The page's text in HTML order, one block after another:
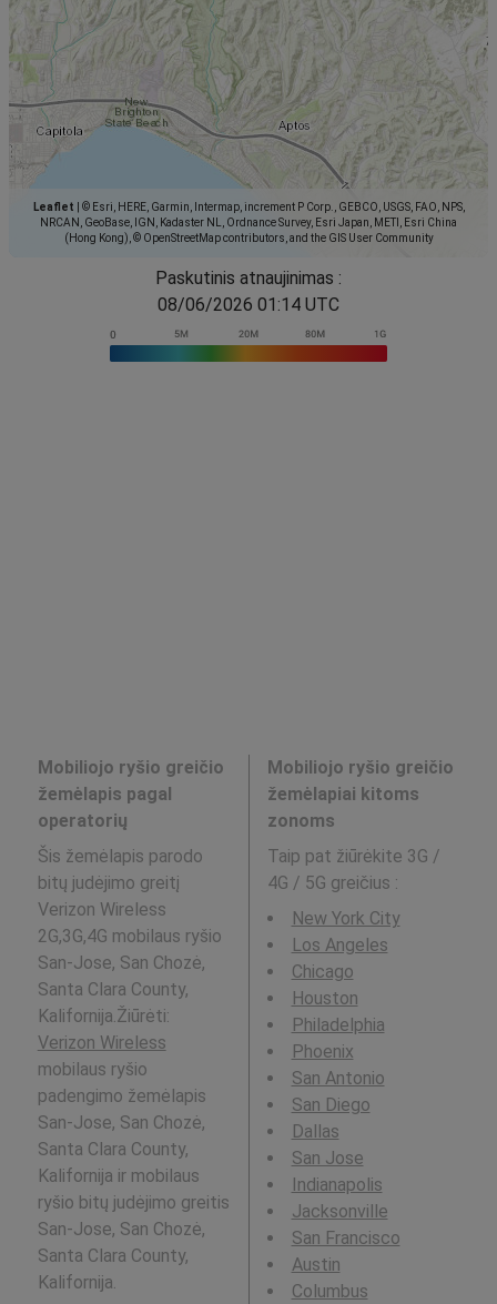
Leaflet
© Esri, HERE, Garmin, Intermap, increment P Corp., GEBCO, USGS, FAO, NPS,
NRCAN, GeoBase, IGN, Kadaster NL, Ordnance Survey, Esri Japan, METI, Esri China
(Hong Kong), © OpenStreetMap contributors, and the GIS User Community
Paskutinis atnaujinimas :
08/06/2026 01:14 UTC
Mobiliojo ryšio greičio
žemėlapis pagal
operatorių
Šis žemėlapis parodo
bitų judėjimo greitį
Verizon Wireless
2G,3G,4G mobilaus ryšio
San-Jose, San Chozė,
Santa Clara County,
Kalifornija.Žiūrėti:
Verizon Wireless
mobilaus ryšio
padengimo žemėlapis
San-Jose, San Chozė,
Santa Clara County,
Kalifornija ir mobilaus
ryšio bitų judėjimo greitis
San-Jose, San Chozė,
Santa Clara County,
Kalifornija.
Mobiliojo ryšio greičio
žemėlapiai kitoms
zonoms
Taip pat žiūrėkite 3G /
4G / 5G greičius :
New York City
Los Angeles
Chicago
Houston
Philadelphia
Phoenix
San Antonio
San Diego
Dallas
San Jose
Indianapolis
Jacksonville
San Francisco
Austin
Columbus